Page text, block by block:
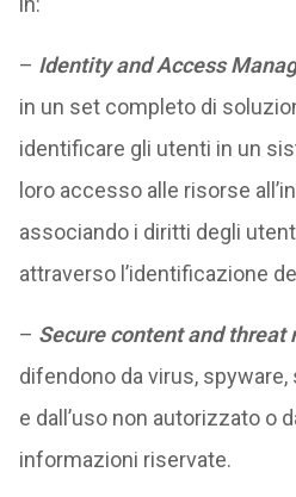
– Identity and Access
in un set completo di
identificare gli utenti in un
loro accesso alle risorse
associando i diritti degli
attraverso l’identificazione
– Secure content and threat
difendono da virus,
e dall’uso non autorizzato o
informazioni riservate.